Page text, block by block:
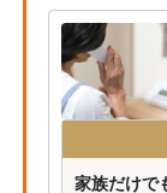
家族だけで